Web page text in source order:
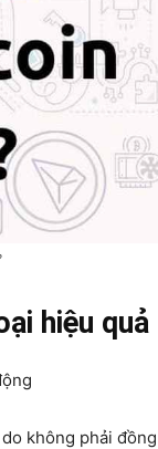
hiệu quả
không phải